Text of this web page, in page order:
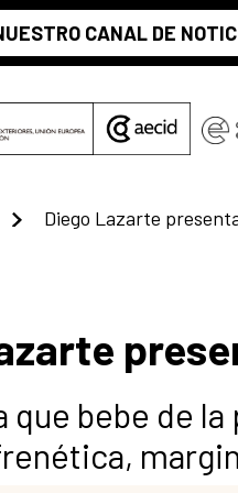
CANAL DE
que bebe de